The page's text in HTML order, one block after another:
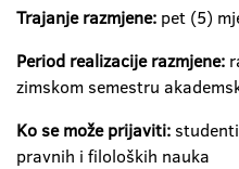
Trajanje razmjene: pet (5)
Period realizacije razmjene:
zimskom semestru
Ko se može prijaviti:
pravnih i filoloških nauka